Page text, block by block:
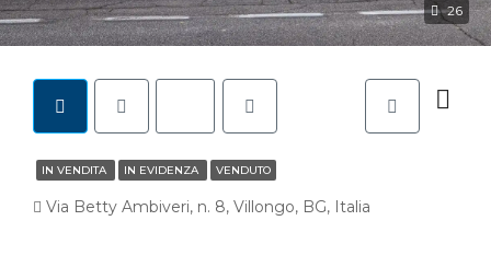
26
IN VENDITA IN EVIDENZA VENDUTO
Via Betty Ambiveri, n. 8, Villongo, BG, Italia